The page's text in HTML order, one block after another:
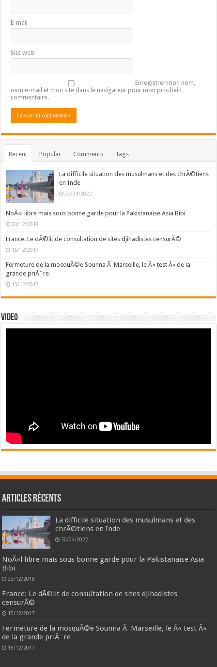
E-mail
Site web
Enregistrer mon nom,
mon e-mail et mon site dans le navigateur pour mon prochain
commentaire.
Recent Popular Comments Tags
La difficile situation des musulmans et des chrÃ©tiens
en Inde
30/04/2022
NoÃ«l libre mais sous bonne garde pour la Pakistanaise Asia Bibi
23/12/2018
France: Le dÃ©lit de consultation de sites djihadistes censurÃ©
15/12/2017
Fermeture de la mosquÃ©e Sounna Ã Marseille, le Â« test Â» de la
grande priÃ¨re
15/12/2017
Video
Articles récents
La difficile situation des musulmans et des
chrÃ©tiens en Inde
30/04/2022
NoÃ«l libre mais sous bonne garde pour la Pakistanaise Asia
Bibi
23/12/2018
France: Le dÃ©lit de consultation de sites djihadistes
censurÃ©
15/12/2017
Fermeture de la mosquÃ©e Sounna Ã Marseille, le Â« test Â»
de la grande priÃ¨re
15/12/2017